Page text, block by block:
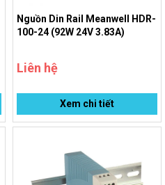
Nguồn Din Rail Meanwell HDR-
100-24 (92W 24V 3.83A)
Liên hệ
Xem chi tiết